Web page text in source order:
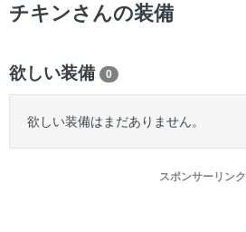
チキンさんの装備
欲しい装備 0
欲しい装備はまだありません。
スポンサーリンク